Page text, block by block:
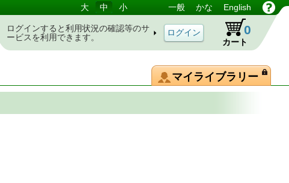
大 中 小 一般 かな English
ログインすると利用状況の確認等のサ
ービスを利用できます。
カート
0
マイライブラリー